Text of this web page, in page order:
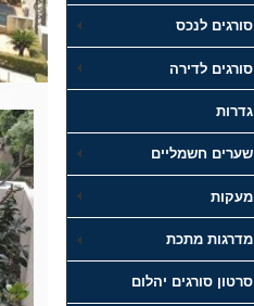
סורגים לנכס
סורגים לדירה
גדרות
שערים חשמליים
מעקות
מדרגות מתכת
סרטון סורגים יהלום